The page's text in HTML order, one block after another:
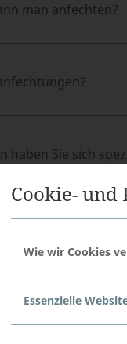
Cookie-
Wie wir Cookies
Essenzielle
man anfechten?
haben Sie sich